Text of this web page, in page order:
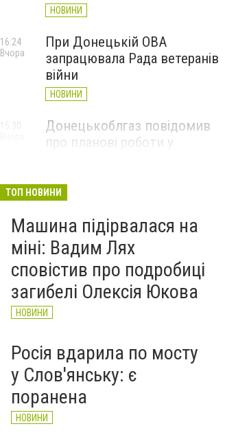
НОВИНИ
При Донецькій ОВА
запрацювала Рада ветеранів
війни
НОВИНИ
16:24
Вчора
Донецькоблгаз повідомив
про планові роботи у
НОВИНИ
15:30
ТОП НОВИНИ
Машина підірвалася на
міні: Вадим Лях
сповістив про подробиці
загибелі Олексія Юкова
НОВИНИ
Росія вдарила по мосту
у Слов'янську: є
поранена
НОВИНИ